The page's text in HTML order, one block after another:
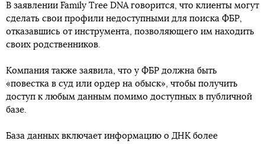
В заявлении Family Tree DNA говорится, что клиенты могут
сделать свои профили недоступными для поиска ФБР,
отказавшись от инструмента, позволяющего им находить
своих родственников.
Компания также заявила, что у ФБР должна быть
«повестка в суд или ордер на обыск», чтобы получить
доступ к любым данным помимо доступных в публичной
базе.
База данных включает информацию о ДНК более